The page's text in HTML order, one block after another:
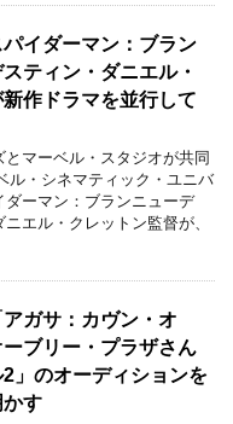
パイダーマン：ブラン
ティン・ダニエル・
作ドラマを並行して
とマーベル・スタジオが共同
ル・シネマティック・ユニバ
ダーマン：ブランニューデ
エル・クレットン監督が、
アガサ：カヴン・オ
ブリー・プラザさん
」のオーディションを
かす